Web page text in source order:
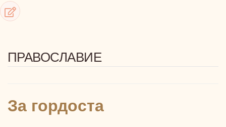
ПРАВОСЛАВИЕ
За гордоста